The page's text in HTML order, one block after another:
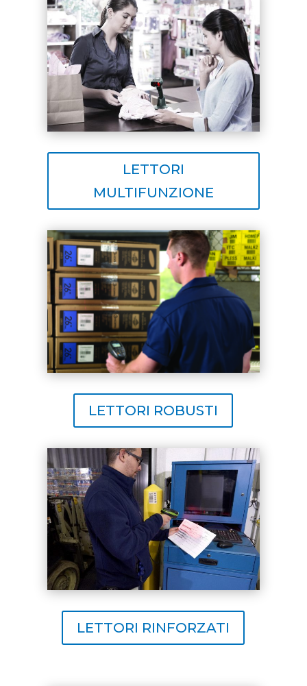
LETTORI
MULTIFUNZIONE
LETTORI ROBUSTI
LETTORI RINFORZATI